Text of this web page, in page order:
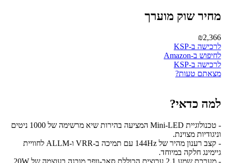
מחיר שוק מוערך
₪2,366
לרכישה ב-KSP
לחיפוש ב-Amazon
לרכישה ב-KSP
מצאתם טעות?
למה כדאי?
- טכנולוגיית Mini-LED המציעה בהירות שיא מרשימה של 1000 ניטים
וניגודיות מצוינת.
- קצב רענון מהיר של 144Hz עם תמיכה ב-VRR ו-ALLM לחוויית
גיימינג חלקה במיוחד.
- מערכת שמע 2.1 ערוצים הכוללת סאב-וופר מובנה בעוצמה של 20W